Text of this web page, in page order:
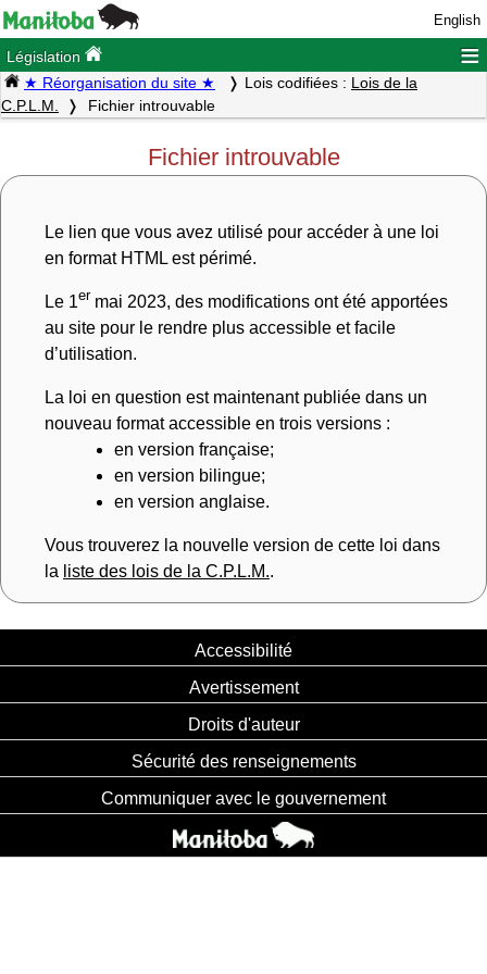
English
Législation ≡
★ Réorganisation du site ★ Lois codifiées : Lois de la
C.P.L.M.
Fichier introuvable
Fichier introuvable
Le lien que vous avez utilisé pour accéder à une loi
en format HTML est périmé.
Le 1er mai 2023, des modifications ont été apportées
au site pour le rendre plus accessible et facile
d’utilisation.
La loi en question est maintenant publiée dans un
nouveau format accessible en trois versions :
en version française;
en version bilingue;
en version anglaise.
Vous trouverez la nouvelle version de cette loi dans
la liste des lois de la C.P.L.M..
Accessibilité
Avertissement
Droits d'auteur
Sécurité des renseignements
Communiquer avec le gouvernement